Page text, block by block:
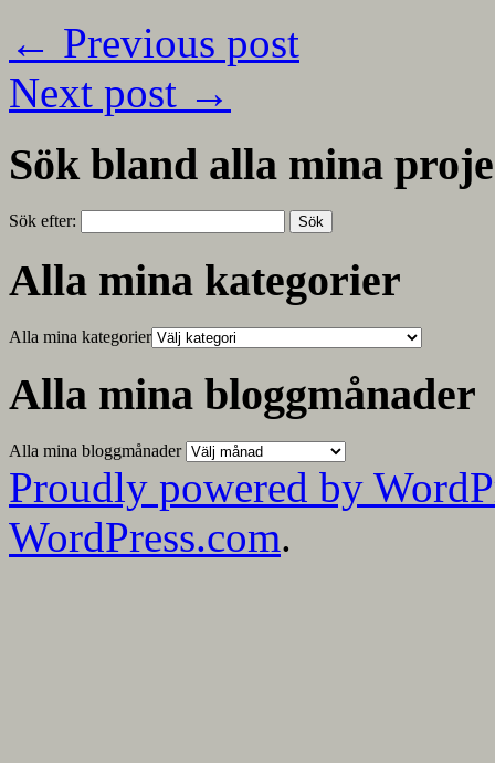
← Previous post
Next post →
Sök bland alla mina
Sök efter:
Alla mina kategorier
Alla mina kategorier
Alla mina bloggmånader
Alla mina bloggmånader
Proudly powered by
WordPress.com.